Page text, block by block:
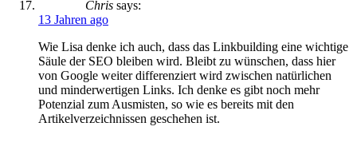
Chris says:
13 Jahren ago
Wie Lisa denke ich auch, dass das Linkbuilding eine wichtige
Säule der SEO bleiben wird. Bleibt zu wünschen, dass hier
von Google weiter differenziert wird zwischen natürlichen
und minderwertigen Links. Ich denke es gibt noch mehr
Potenzial zum Ausmisten, so wie es bereits mit den
Artikelverzeichnissen geschehen ist.